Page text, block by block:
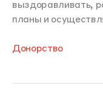
выздоравливать,
планы и
Донорство